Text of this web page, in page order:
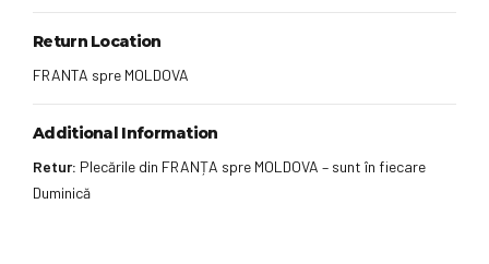
Return Location
FRANTA spre MOLDOVA
Additional Information
Retur: Plecările din FRANȚA spre MOLDOVA – sunt în fiecare
Duminică